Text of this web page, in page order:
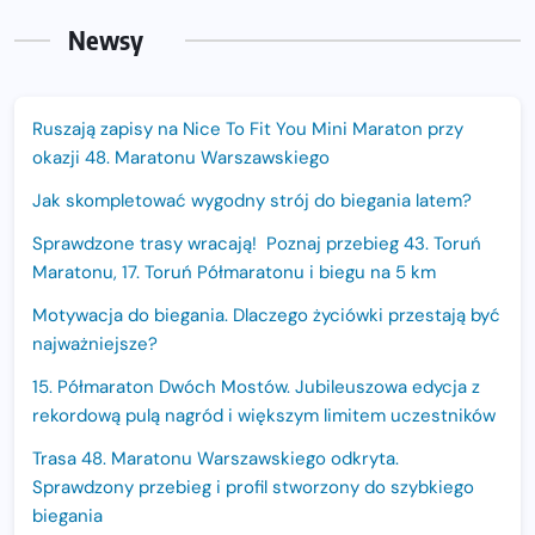
Newsy
Ruszają zapisy na Nice To Fit You Mini Maraton przy
okazji 48. Maratonu Warszawskiego
Jak skompletować wygodny strój do biegania latem?
Sprawdzone trasy wracają! Poznaj przebieg 43. Toruń
Maratonu, 17. Toruń Półmaratonu i biegu na 5 km
Motywacja do biegania. Dlaczego życiówki przestają być
najważniejsze?
15. Półmaraton Dwóch Mostów. Jubileuszowa edycja z
rekordową pulą nagród i większym limitem uczestników
Trasa 48. Maratonu Warszawskiego odkryta.
Sprawdzony przebieg i profil stworzony do szybkiego
biegania